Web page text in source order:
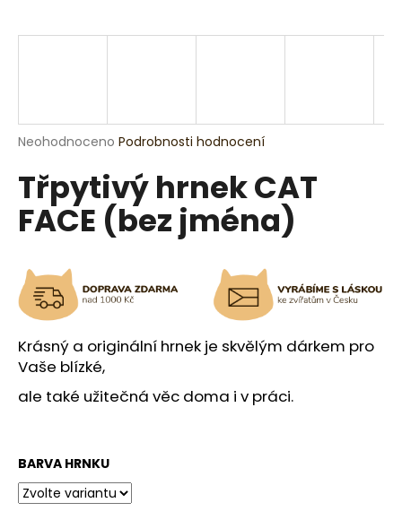
Průměrné
produktu
0,0
Neohodnoceno Podrobnosti hodnocení
Třpytivý hrnek CAT
FACE (bez jména)
Krásný a originální hrnek je skvělým dárkem pro
Vaše blízké,
ale také užitečná věc doma i v práci.
BARVA HRNKU
j
?
HLEDAT
D
o
p
o
r
č
e
m
e